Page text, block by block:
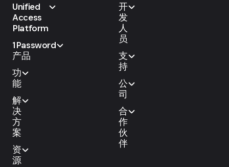
Unified
Access
Platform
1Password
产品
功
能
解
决
方
案
资
源
开
发
人
员
支
持
公
司
合
作
伙
伴